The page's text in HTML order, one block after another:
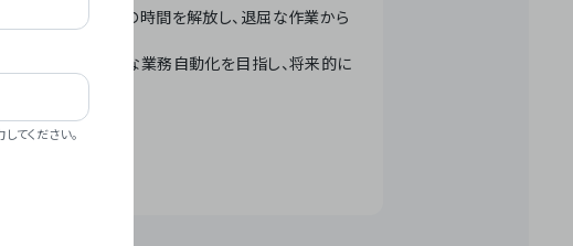
ノロジーで人々の時間を解放し、退屈な作業から
」 – 世界的な業務自動化を目指し、将来的に
てください。